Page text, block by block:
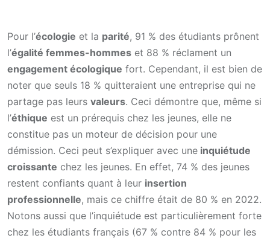
Pour l’écologie et la parité, 91 % des étudiants prônent
l’égalité femmes-hommes et 88 % réclament un
engagement écologique fort. Cependant, il est bien de
noter que seuls 18 % quitteraient une entreprise qui ne
partage pas leurs valeurs. Ceci démontre que, même si
l’éthique est un prérequis chez les jeunes, elle ne
constitue pas un moteur de décision pour une
démission. Ceci peut s’expliquer avec une inquiétude
croissante chez les jeunes. En effet, 74 % des jeunes
restent confiants quant à leur insertion
professionnelle, mais ce chiffre était de 80 % en 2022.
Notons aussi que l’inquiétude est particulièrement forte
chez les étudiants français (67 % contre 84 % pour les